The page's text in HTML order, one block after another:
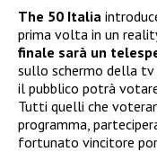
The 50 Italia
prima volta in un
finale sarà un
sullo schermo della tv
il pubblico potrà
Tutti quelli che
programma,
fortunato vincitore